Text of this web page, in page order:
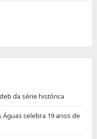
da série histórica
celebra 19 anos de